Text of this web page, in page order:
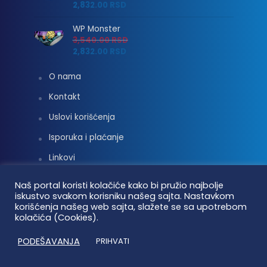
2,832.00 RSD
WP Monster
3,540.00RSD
2,832.00 RSD
O nama
Kontakt
Uslovi korišćenja
Isporuka i plaćanje
Linkovi
Vaterpolo vesti © 2026. Sva prava zadržana.
Naš portal koristi kolačiće kako bi pružio najbolje
iskustvo svakom korisniku našeg sajta. Nastavkom
korišćenja našeg web sajta, slažete se sa upotrebom
kolačića (Cookies).
PODEŠAVANJA
PRIHVATI